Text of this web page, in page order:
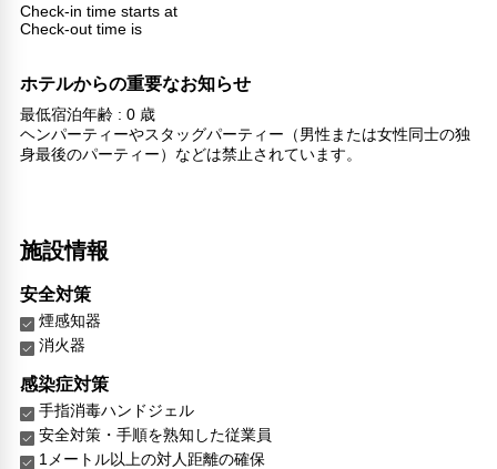
Check-in time starts at
Check-out time is
ホテルからの重要なお知らせ
最低宿泊年齢 : 0 歳
ヘンパーティーやスタッグパーティー（男性または女性同士の独
身最後のパーティー）などは禁止されています。
施設情報
安全対策
煙感知器
消火器
感染症対策
手指消毒ハンドジェル
安全対策・手順を熟知した従業員
1メートル以上の対人距離の確保